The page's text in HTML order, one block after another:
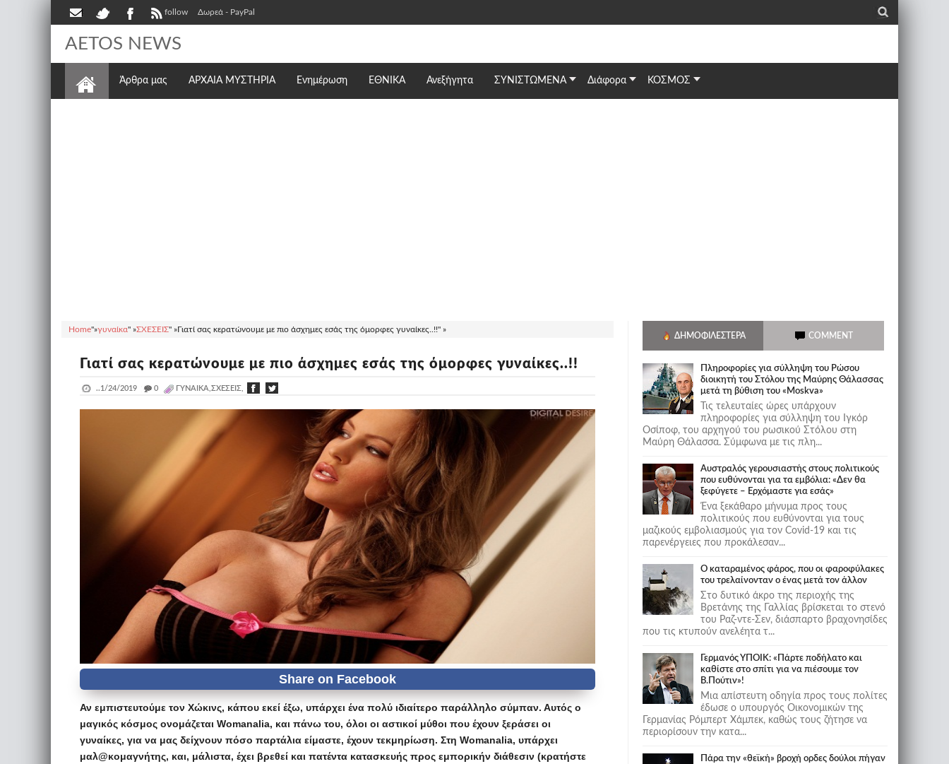
follow Δωρεά - PayPal _
AETOS NEWS
Άρθρα μας ΑΡΧΑΙΑ ΜΥΣΤΗΡΙΑ Ενημέρωση ΕΘΝΙΚΆ Ανεξήγητα ΣΥΝΙΣΤΩΜΕΝΑ Διάφορα ΚΟΣΜΟΣ
Home"»γυναίκα" »ΣΧΕΣΕΙΣ" »Γιατί σας κερατώνουμε με πιο άσχημες εσάς της όμορφες γυναίκες..!!" »
Γιατί σας κερατώνουμε με πιο άσχημες εσάς της όμορφες γυναίκες..!!
..1/24/2019 _ 0 ΓΥΝΑΊΚΑ,ΣΧΕΣΕΙΣ,
Αν εμπιστευτούμε τον Χώκινς, κάπου εκεί έξω, υπάρχει ένα πολύ ιδιαίτερο παράλληλο σύμπαν. Αυτός ο
μαγικός κόσμος ονομάζεται Womanalia, και πάνω του, όλοι οι αστικοί μύθοι που έχουν ξεράσει οι
γυναίκες, για να μας δείχνουν πόσο παρτάλια είμαστε, έχουν τεκμηρίωση. Στη Womanalia, υπάρχει
μαλ@κομαγνήτης, και, μάλιστα, έχει βρεθεί και πατέντα κατασκευής προς εμπορικήν διάθεσιν (κρατήστε
ΔΗΜΟΦΙΛΈΣΤΕΡΑ COMMENT
Πληροφορίες για σύλληψη του Ρώσου
διοικητή του Στόλου της Mαύρης Θάλασσας
μετά τη βύθιση του «Moskva»
Τις τελευταίες ώρες υπάρχουν
πληροφορίες για σύλληψη του Ιγκόρ
Οσίποφ, του αρχηγού του ρωσικού Στόλου στη
Μαύρη Θάλασσα. Σύμφωνα με τις πλη...
Αυστραλός γερουσιαστής στους πολιτικούς
που ευθύνονται για τα εμβόλια: «Δεν θα
ξεφύγετε – Ερχόμαστε για εσάς»
Ένα ξεκάθαρο μήνυμα προς τους
πολιτικούς που ευθύνονται για τους
μαζικούς εμβολιασμούς για τον Covid-19 και τις
παρενέργειες που προκάλεσαν...
Ο καταραμένος φάρος, που οι φαροφύλακες
του τρελαίνονταν ο ένας μετά τον άλλον
Στο δυτικό άκρο της περιοχής της
Βρετάνης της Γαλλίας βρίσκεται το στενό
του Ραζ-ντε-Σεν, διάσπαρτο βραχονησίδες
που τις κτυπούν ανελέητα τ...
Γερμανός ΥΠΟΙΚ: «Πάρτε ποδήλατο και
καθίστε στο σπίτι για να πιέσουμε τον
Β.Πούτιν»!
Μια απίστευτη οδηγία προς τους πολίτες
έδωσε ο υπουργός Οικονομικών της
Γερμανίας Ρόμπερτ Χάμπεκ, καθώς τους ζήτησε να
περιορίσουν την κατα...
Πάρα την «θεϊκή» βροχή ορδες δούλοι πήγαν